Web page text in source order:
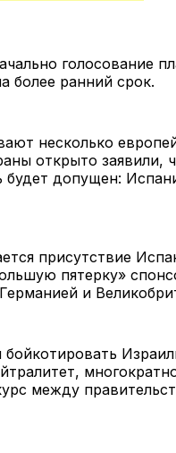
голосование
более ранний срок.
несколько
открыто заявили,
будет допущен:
присутствие
пятерку»
и
между